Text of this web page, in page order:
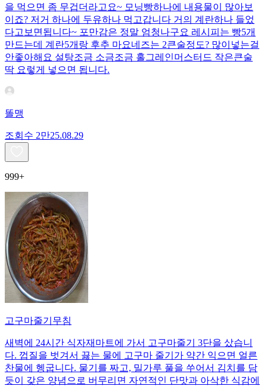
을 먹으면 좀 무겁더라고요~ 모닝빵하나에 내용물이 많아보
이죠? 저거 하나에 두유하나 먹고갑니다 거의 계란하나 들었
다고보면됩니다~ 포만감은 정말 엄청나구요 레시피는 빵5개
만드는데 계란5개랑 후추 마요네즈는 2큰술정도? 많이넣는걸
안좋아해요 설탕조금 소금조금 홀그레인머스터드 작은큰술
딱 요렇게 넣으면 됩니다.
똘맹
조회수 2만25.08.29
999+
고구마줄기무침
새벽에 24시간 식자재마트에 가서 고구마줄기 3단을 샀습니
다. 껍질을 벗겨서 끓는 물에 고구마 줄기가 약간 익으면 얼른
찬물에 헹굽니다. 물기를 짜고, 밀가루 풀을 쑤어서 김치를 담
듯이 갖은 양념으로 버무리면 자연적인 단맛과 아삭한 식감에